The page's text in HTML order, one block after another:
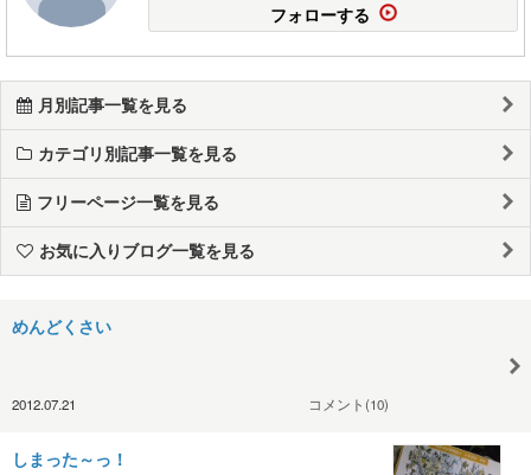
フォローする
月別記事一覧を見る
カテゴリ別記事一覧を見る
フリーページ一覧を見る
お気に入りブログ一覧を見る
めんどくさい
2012.07.21 コメント(10)
しまった～っ！